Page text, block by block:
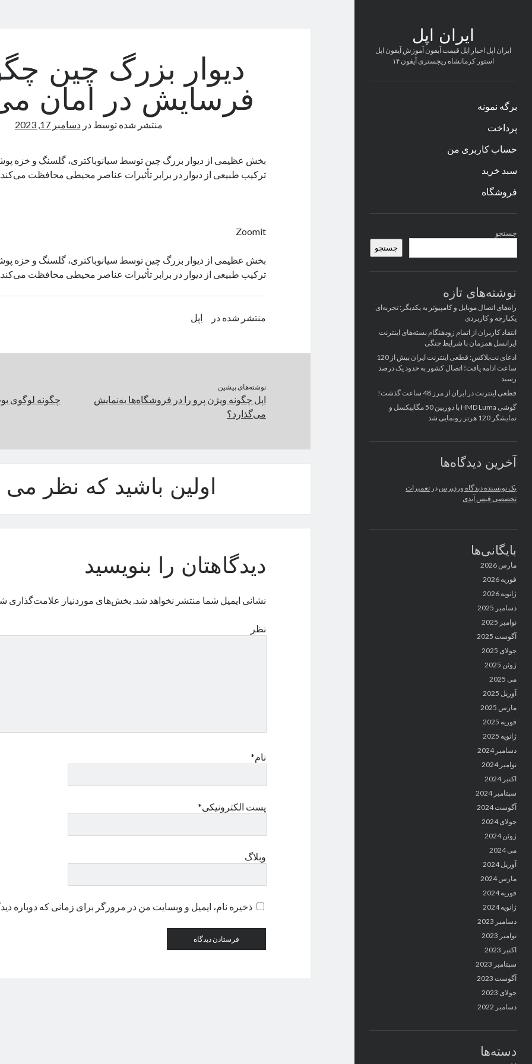
ایران اپل
ایران اپل اخبار اپل قیمت آیفون آموزش آیفون اپل
استور کرمانشاه ریجستری آیفون ۱۴
برگه نمونه
پرداخت
حساب کاربری من
سبد خرید
فروشگاه
کناری
جستجو
جستجو
نوشته‌های تازه
راه‌های اتصال موبایل و کامپیوتر به یکدیگر: تجربه‌ای
یکپارچه و کاربردی
انتقاد کاربران از اتمام زودهنگام بسته‌های اینترنت
ایرانسل همزمان با شرایط جنگی
ادعای نت‌بلاکس: قطعی اینترنت ایران بیش از 120
ساعت ادامه یافت؛ اتصال کشور به حدود یک درصد
رسید
قطعی اینترنت در ایران از مرز 48 ساعت گذشت!
گوشی HMD Luma با دوربین 50 مگاپیکسل و
نمایشگر 120 هرتز رونمایی شد
آخرین دیدگاه‌ها
یک نویسنده دیدگاه وردپرس در تعمیرات
تخصصی فیس آیدی
بایگانی‌ها
مارس 2026
فوریه 2026
ژانویه 2026
دسامبر 2025
نوامبر 2025
آگوست 2025
جولای 2025
ژوئن 2025
می 2025
آوریل 2025
مارس 2025
فوریه 2025
ژانویه 2025
دسامبر 2024
نوامبر 2024
اکتبر 2024
سپتامبر 2024
آگوست 2024
جولای 2024
ژوئن 2024
می 2024
آوریل 2024
مارس 2024
فوریه 2024
ژانویه 2024
دسامبر 2023
نوامبر 2023
اکتبر 2023
سپتامبر 2023
آگوست 2023
جولای 2023
دسامبر 2022
دسته‌ها
دیوار بزرگ چین
فرسایش در امان
منتشر شده توسطدردسامبر 17, 2023
بخش عظیمی از دیوار بزرگ چین توسط سیانوباکتری، گلسنگ و خزه
ترکیب طبیعی از دیوار در برابر تأثیرات عناصر محیطی محافظت
Zoomit
بخش عظیمی از دیوار بزرگ چین توسط سیانوباکتری، گلسنگ و خزه
ترکیب طبیعی از دیوار در برابر تأثیرات عناصر محیطی محافظت
منتشر شده در اپل
نوشته‌های پیشین
اپل چگونه ویژن پرو را در فروشگاه‌ها به‌نمایش
می‌گذارد؟
چگونه لوگوی
اولین باشید که نظر می
دیدگاهتان را بنویسید
نشانی ایمیل شما منتشر نخواهد شد. بخش‌های موردنیاز علامت‌گذاری
نظر
نام*
پست الکترونیکی*
وبلاگ
ذخیره نام، ایمیل و وبسایت من در مرورگر برای زمانی که دوباره